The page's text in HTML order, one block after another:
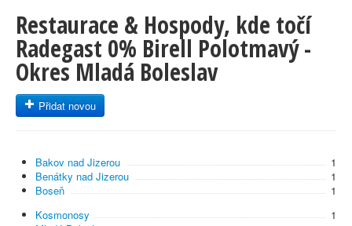
Restaurace & Hospody, kde točí
Radegast 0% Birell Polotmavý -
Okres Mladá Boleslav
Přidat novou
Bakov nad Jizerou
1
Benátky nad Jizerou
1
Boseň
1
Kosmonosy
1